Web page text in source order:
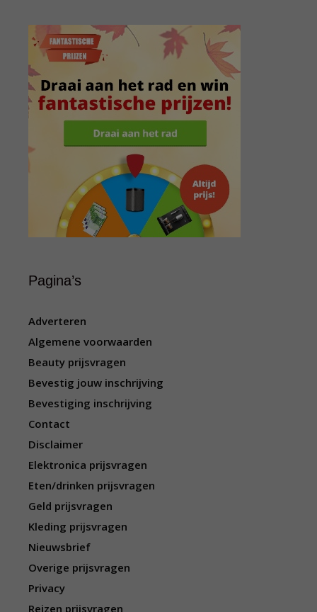
Pagina’s
Adverteren
Algemene voorwaarden
Beauty prijsvragen
Bevestig jouw inschrijving
Bevestiging inschrijving
Contact
Disclaimer
Elektronica prijsvragen
Eten/drinken prijsvragen
Geld prijsvragen
Kleding prijsvragen
Nieuwsbrief
Overige prijsvragen
Privacy
Reizen prijsvragen